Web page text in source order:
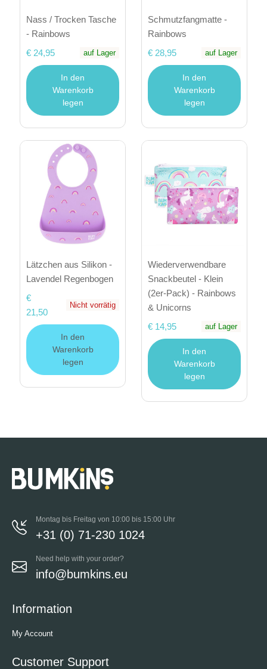
Nass / Trocken Tasche
- Rainbows
€ 24,95
auf Lager
In den
Warenkorb
legen
Schmutzfangmatte -
Rainbows
€ 28,95
auf Lager
In den
Warenkorb
legen
Lätzchen aus Silikon -
Lavendel Regenbogen
€
21,50
Nicht vorrätig
In den
Warenkorb
legen
Wiederverwendbare
Snackbeutel - Klein
(2er-Pack) - Rainbows
& Unicorns
€ 14,95
auf Lager
In den
Warenkorb
legen
Montag bis Freitag von 10:00 bis 15:00 Uhr
+31 (0) 71-230 1024
Need help with your order?
info@bumkins.eu
Information
My Account
Customer Support